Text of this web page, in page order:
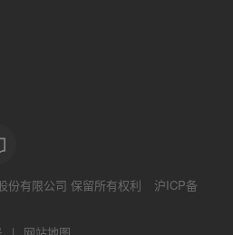
份有限公司 保留所有权利
沪ICP备
| 网站地图